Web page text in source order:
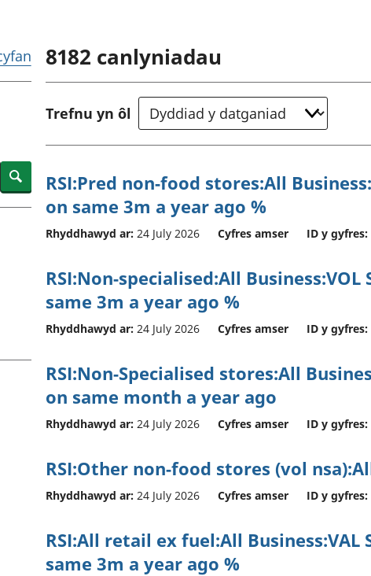
phrisiau
Buddsoddiadau,
pensiynau ac
Cyfrifon gwladol
Search
8182 canlyniadau
Trefnu yn ôl
RSI:Pred non-food stores:All
on same 3m a year ago %
Rhyddhawyd ar: 24 July 2026 Cyfres amser ID y gyfres:
RSI:Non-specialised:All Business:VOL
same 3m a year ago %
Rhyddhawyd ar: 24 July 2026 Cyfres amser ID y gyfres:
RSI:Non-Specialised stores:All
on same month a year ago
Rhyddhawyd ar: 24 July 2026 Cyfres amser ID y gyfres:
RSI:Other non-food stores (vol
Rhyddhawyd ar: 24 July 2026 Cyfres amser ID y gyfres:
RSI:All retail ex fuel:All Business:VAL
same 3m a year ago %